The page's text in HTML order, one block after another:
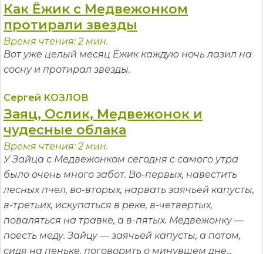
Как Ёжик с Медвежонком
протирали звезды
Время чтения: 2 мин.
Вот уже целый месяц Ёжик каждую ночь лазил на
сосну и протирал звезды.
Сергей КОЗЛОВ
Заяц, Ослик, Медвежонок и
чудесные облака
Время чтения: 2 мин.
У Зайца с Медвежонком сегодня с самого утра
было очень много забот. Во-первых, навестить
лесных пчел, во-вторых, нарвать заячьей капусты,
в-третьих, искупаться в реке, в-четвертых,
поваляться на травке, а в-пятых. Медвежонку —
поесть меду. Зайцу — заячьей капусты, а потом,
сидя на пеньке, поговорить о минувшем дне...